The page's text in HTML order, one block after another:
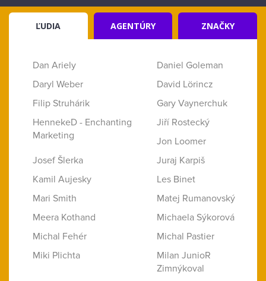
ĽUDIA AGENTÚRY ZNAČKY
Dan Ariely
Daniel Goleman
Daryl Weber
David Lörincz
Filip Struhárik
Gary Vaynerchuk
HennekeD - Enchanting
Marketing
Jiří Rostecký
Jon Loomer
Josef Šlerka
Juraj Karpiš
Kamil Aujesky
Les Binet
Mari Smith
Matej Rumanovský
Meera Kothand
Michaela Sýkorová
Michal Fehér
Michal Pastier
Miki Plichta
Milan JunioR
Zimnýkoval